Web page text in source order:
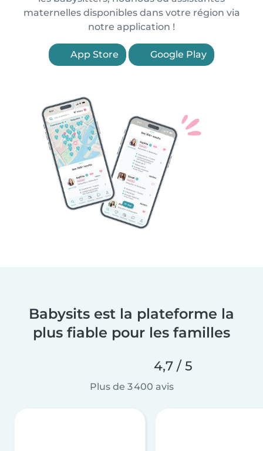
maternelles disponibles dans votre région via
notre application !
App Store Google Play
Babysits est la plateforme la
plus fiable pour les familles
4,7 / 5
Plus de 3 400 avis